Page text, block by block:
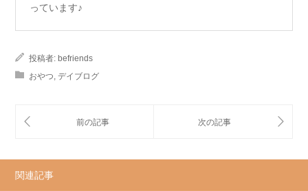
っています♪
投稿者: befriends
おやつ デイブログ
関連記事